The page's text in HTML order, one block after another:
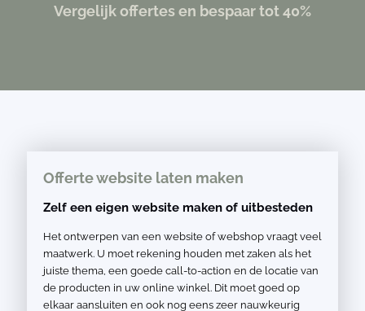
Vergelijk offertes en bespaar tot 40%
Offerte website laten maken
Zelf een eigen website maken of uitbesteden
Het ontwerpen van een website of webshop vraagt veel
maatwerk. U moet rekening houden met zaken als het
juiste thema, een goede call-to-action en de locatie van
de producten in uw online winkel. Dit moet goed op
elkaar aansluiten en ook nog eens zeer nauwkeurig